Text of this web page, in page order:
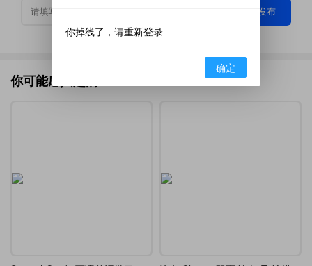
发布
你可能感兴趣的
你掉线了，请重新登录
确定